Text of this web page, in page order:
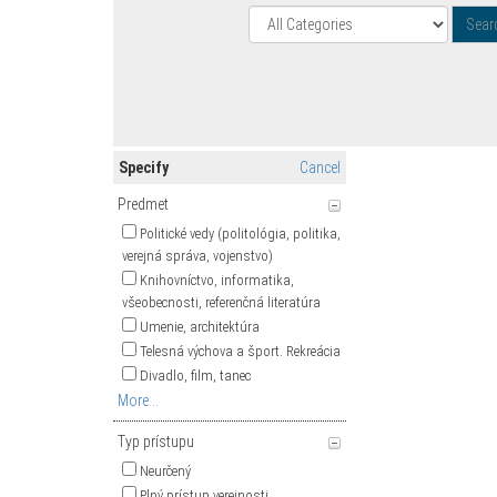
Specify Cancel
Predmet
Politické vedy (politológia, politika,
verejná správa, vojenstvo)
Knihovníctvo, informatika,
všeobecnosti, referenčná literatúra
Umenie, architektúra
Telesná výchova a šport. Rekreácia
Divadlo, film, tanec
More...
Typ prístupu
Neurčený